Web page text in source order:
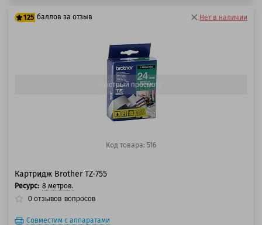
125 баллов за отзыв Нет в наличии
Быстрый просмотр
Код товара: 516
Картридж Brother TZ-755
Ресурс: 8 метров.
0 отзывов вопросов
Совместим с аппаратами